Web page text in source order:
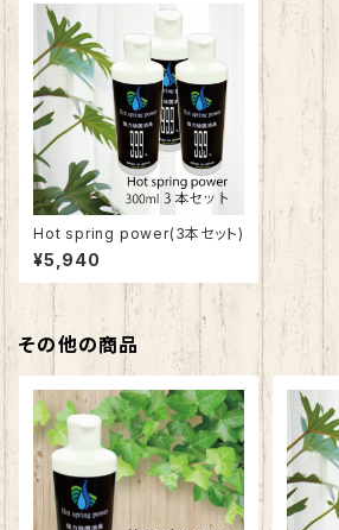
Hot spring power(3本セット)
¥5,940
その他の商品